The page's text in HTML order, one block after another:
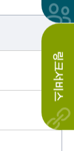
링크서비스